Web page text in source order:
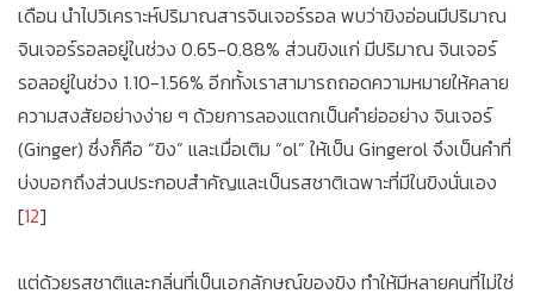
เดือน นำไปวิเคราะห์ปริมาณสารจินเจอร์รอล พบว่าขิงอ่อนมีปริมาณ
จินเจอร์รอลอยู่ในช่วง 0.65-0.88% ส่วนขิงแก่ มีปริมาณ จินเจอร์
รอลอยู่ในช่วง 1.10-1.56% อีกทั้งเราสามารถถอดความหมายให้คลาย
ความสงสัยอย่างง่าย ๆ ด้วยการลองแตกเป็นคำย่ออย่าง จินเจอร์
(Ginger) ซึ่งก็คือ “ขิง” และเมื่อเติม “ol” ให้เป็น Gingerol จึงเป็นคำที่
บ่งบอกถึงส่วนประกอบสำคัญและเป็นรสชาติเฉพาะที่มีในขิงนั่นเอง
[12]
แต่ด้วยรสชาติและกลิ่นที่เป็นเอกลักษณ์ของขิง ทำให้มีหลายคนที่ไม่ใช่